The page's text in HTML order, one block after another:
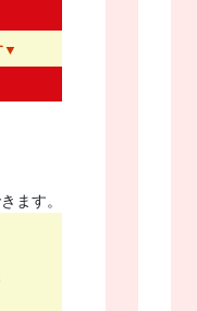
ます。